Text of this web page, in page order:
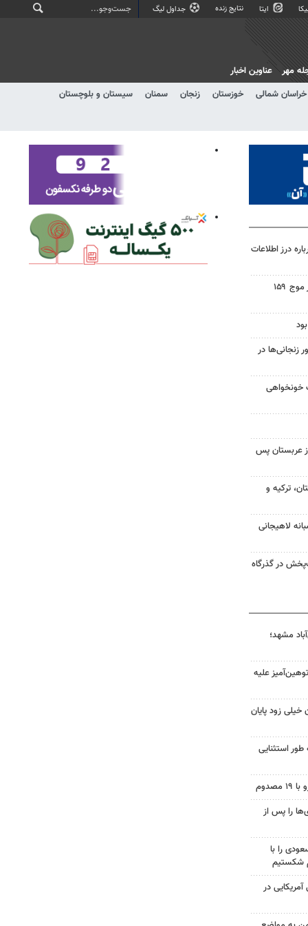
ایتا نتایج زنده جداول لیگ
خراسان شمالی خوزستان زنجان سمنان
سیستان و بلوچستان
مهر عناوین اخبار
درز اطلاعات
اجتماع مردم ولایتمدار گناباد در موج ۱۵۹
در
خونخواهی
عربستان پس
ترکیه و
لاهیجانی
در گذرگاه
مشهد؛
علیه
خیلی زود پایان
طور استثنایی
را پس از
را با
شکستیم
۷۰۰ نظامی آمریکایی در